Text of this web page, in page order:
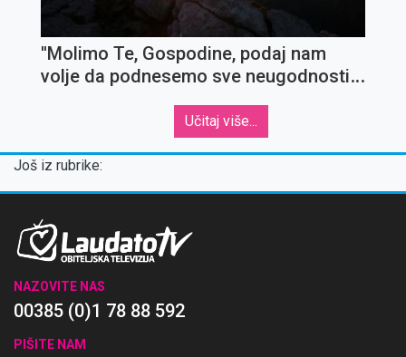
''Molimo Te, Gospodine, podaj nam
volje da podnesemo sve neugodnosti i
Učitaj više...
Još iz rubrike:
NAZOVITE NAS
00385 (0)1 78 88 592
PIŠITE NAM